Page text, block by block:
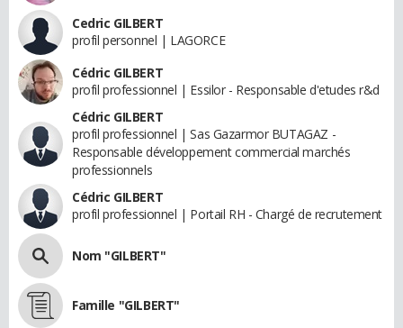
Cedric GILBERT
profil personnel | LAGORCE
Cédric GILBERT
profil professionnel | Essilor - Responsable d'etudes r&d
Cédric GILBERT
profil professionnel | Sas Gazarmor BUTAGAZ -
Responsable développement commercial marchés
professionnels
Cédric GILBERT
profil professionnel | Portail RH - Chargé de recrutement
Nom "GILBERT"
Famille "GILBERT"